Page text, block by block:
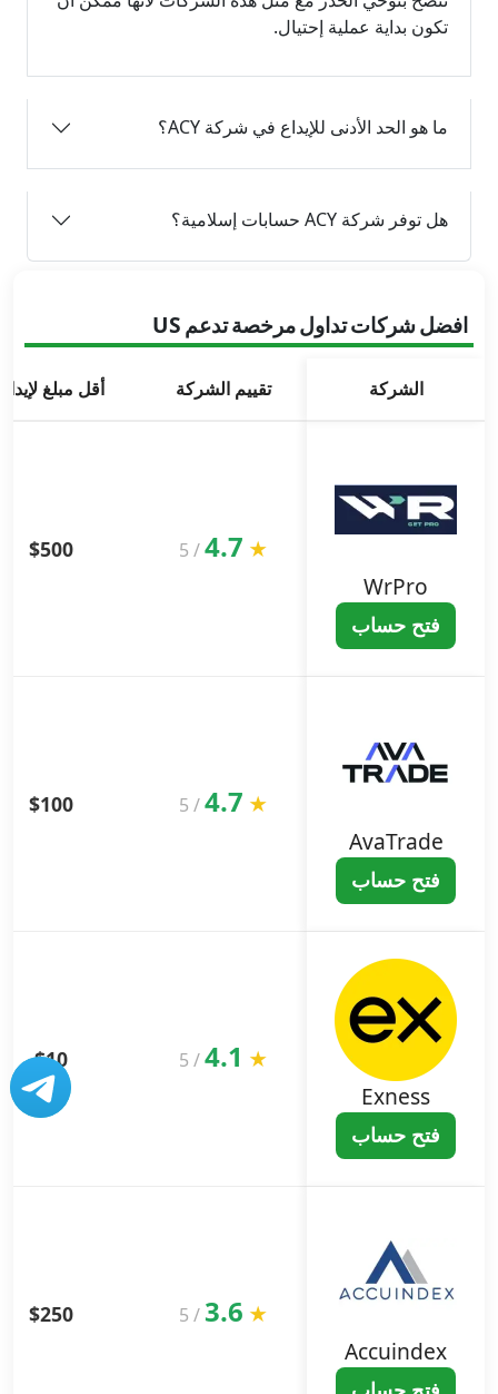
تكون بداية عملية إحتيال.
ما هو الحد الأدنى للإيداع في شركة ACY؟
هل توفر شركة ACY حسابات إسلامية؟
افضل شركات تداول مرخصة تدعم US
الشركة تقييم الشركة أقل مبلغ
WrPro
فتح حساب
★
4.7
/
5
$500
AvaTrade
فتح حساب
★
4.7
/
5
$100
Exness
فتح حساب
★
4.1
/
5
$10
Accuindex
★
3.6
/
5
$250